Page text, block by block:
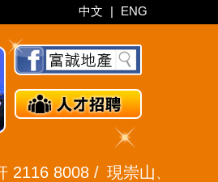
中文 | ENG
8008 /現崇山、譽港灣